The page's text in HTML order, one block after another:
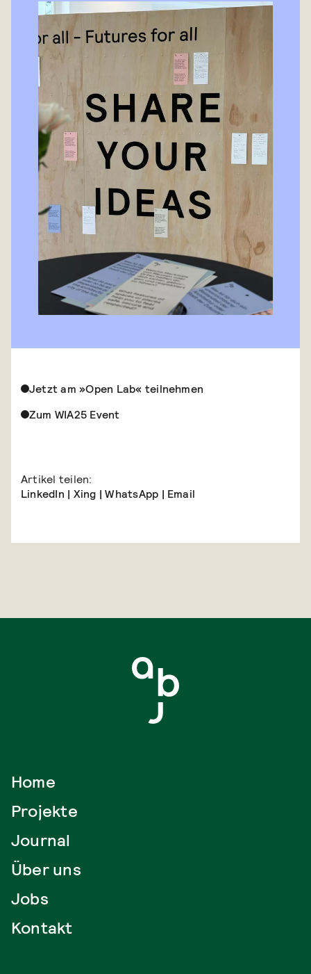
Jetzt am »Open Lab« teilnehmen
Zum WIA25 Event
Artikel teilen:
LinkedIn | Xing |WhatsApp | Email
Home
Projekte
Journal
Über uns
Jobs
Kontakt